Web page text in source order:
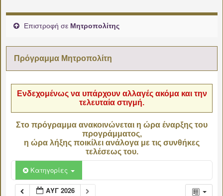
Επιστροφή σε Μητροπολίτης
Πρόγραμμα Μητροπολίτη
Ενδεχομένως να υπάρχουν αλλαγές ακόμα και την
τελευταία στιγμή.
Στο πρόγραμμα ανακοινώνεται η ώρα έναρξης του
προγράμματος,
η ώρα λήξης ποικίλει ανάλογα με τις συνθήκες
τελέσεως του.
Κατηγορίες
ΑΥΓ 2026